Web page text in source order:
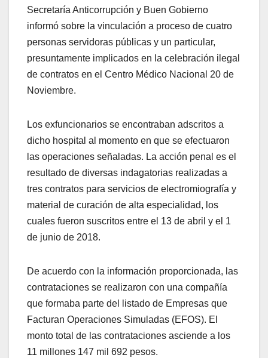
Secretaría Anticorrupción y Buen Gobierno
informó sobre la vinculación a proceso de cuatro
personas servidoras públicas y un particular,
presuntamente implicados en la celebración ilegal
de contratos en el Centro Médico Nacional 20 de
Noviembre.
Los exfuncionarios se encontraban adscritos a
dicho hospital al momento en que se efectuaron
las operaciones señaladas. La acción penal es el
resultado de diversas indagatorias realizadas a
tres contratos para servicios de electromiografía y
material de curación de alta especialidad, los
cuales fueron suscritos entre el 13 de abril y el 1
de junio de 2018.
De acuerdo con la información proporcionada, las
contrataciones se realizaron con una compañía
que formaba parte del listado de Empresas que
Facturan Operaciones Simuladas (EFOS). El
monto total de las contrataciones asciende a los
11 millones 147 mil 692 pesos.